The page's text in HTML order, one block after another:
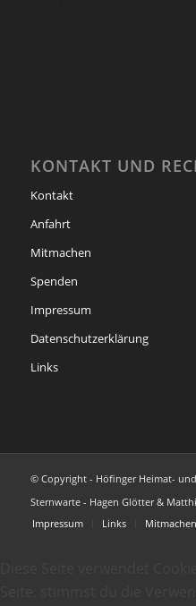
KONTAKT UND
Kontakt
Anfahrt
Mitmachen
Spenden
Impressum
Datenschutzerklärung
Links
© Copyright - Höfinger Heimat-
Sternwarte - Hagen Glötter &
Impressum
Links Mitmachen